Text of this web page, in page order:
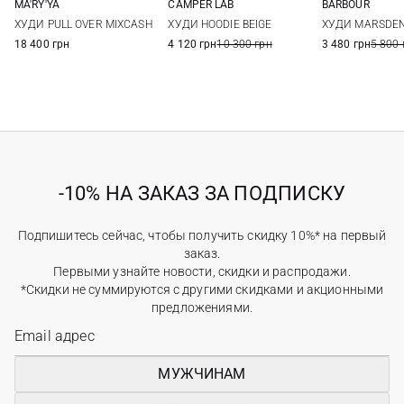
MA'RY'YA
ХУДИ PULL OVER MIXCASH
18 400 грн
CAMPER LAB
ХУДИ HOODIE BEIGE
4 120 грн10 300 грн
BARBOUR
ХУДИ
3 480 грн5 800
-10% НА ЗАКАЗ ЗА ПОДПИСКУ
Подпишитесь сейчас, чтобы получить скидку 10%* на первый
заказ.
Первыми узнайте новости, скидки и распродажи.
*Скидки не суммируются с другими скидками и акционными
предложениями.
МУЖЧИНАМ